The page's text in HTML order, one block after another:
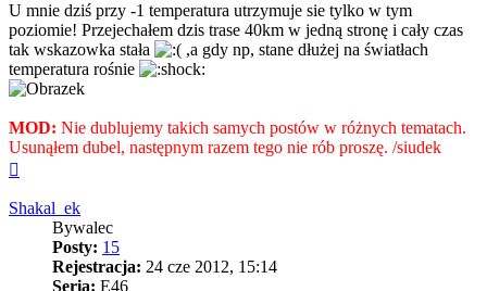
U mnie dziś przy -1 temperatura utrzymuje sie tylko w tym
poziomie! Przejechałem dzis trase 40km w jedną stronę i cały czas
tak wskazowka stała
,a gdy np, stane dłużej na światłach
temperatura rośnie
MOD: Nie dublujemy takich samych postów w różnych tematach.
Usunąłem dubel, następnym razem tego nie rób proszę. /siudek
Shakal_ek
Bywalec
Posty: 15
Rejestracja: 24 cze 2012, 15:14
Seria: E46